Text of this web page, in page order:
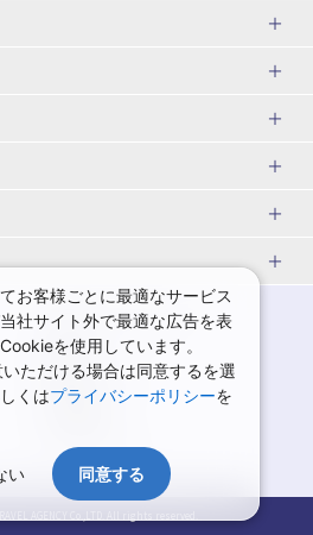
ＪＡＬで行く飛行機+ホテルパック
ユニバーサル・スタジオ・ジャパ
秋田旅行・ツアー
福島旅行・ツアー
千葉旅行・ツアー
日光旅行
青ヶ島旅行
秩父旅行
阿寒湖温泉(北海道)
川湯温泉(北海道)
知床温泉(北海道)
蔵王温泉(山形)
鳴子温泉(宮城)
女子旅 国内版
ゴールデンウィーク（GW）の国内
旅行
7月の国内旅行
11月の国内旅行
クリスマスの国内旅行
プライバシーポリシー
規約集
商標について
サイトマップ
お客様ごとに最適なサービス
社サイト外で最適な広告を表
を使用しています。
ただける場合は同意するを選
くはプライバシーポリシーを
い 同意する